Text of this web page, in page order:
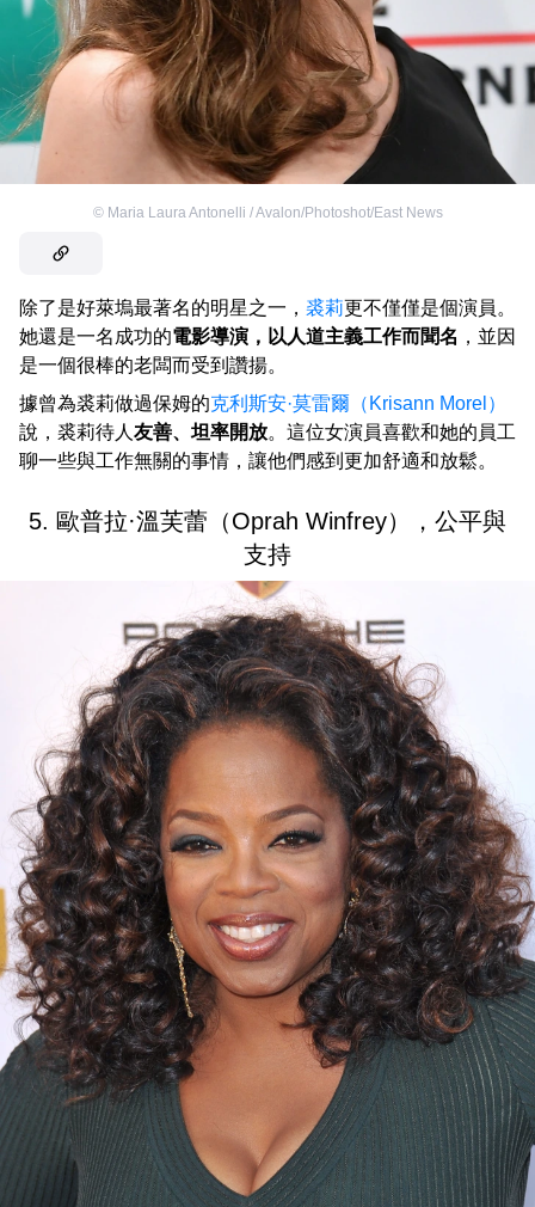
© Maria Laura Antonelli / Avalon/Photoshot/East News
除了是好萊塢最著名的明星之一， 裘莉更不僅僅是個演員。
她還是一名成功的電影導演，以人道主義工作而聞名 ，並因
是一個很棒的老闆而受到讚揚。
據曾為裘莉做過保姆的克利斯安·莫雷爾（Krisann Morel）
說，裘莉待人 友善、坦率開放。這位女演員喜歡和她的員工
聊一些與工作無關的事情，讓他們感到更加舒適和放鬆。
5. 歐普拉·溫芙蕾（Oprah Winfrey），公平與
支持